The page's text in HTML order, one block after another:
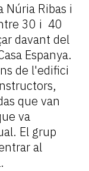
Núria Ribas i
30 i 40
davant del
Espanya.
de l'edifici
que van
va
El grup
al